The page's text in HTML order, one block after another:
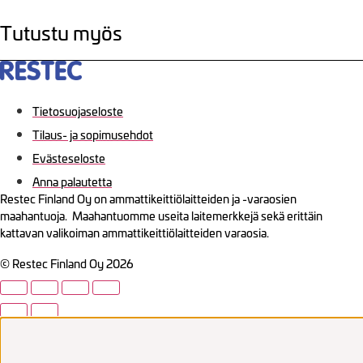
Tutustu myös
Tietosuojaseloste
Tilaus- ja sopimusehdot
Evästeseloste
Anna palautetta
Restec Finland Oy on ammattikeittiölaitteiden ja -varaosien
maahantuoja. Maahantuomme useita laitemerkkejä sekä erittäin
kattavan valikoiman ammattikeittiölaitteiden varaosia.
© Restec Finland Oy 2026